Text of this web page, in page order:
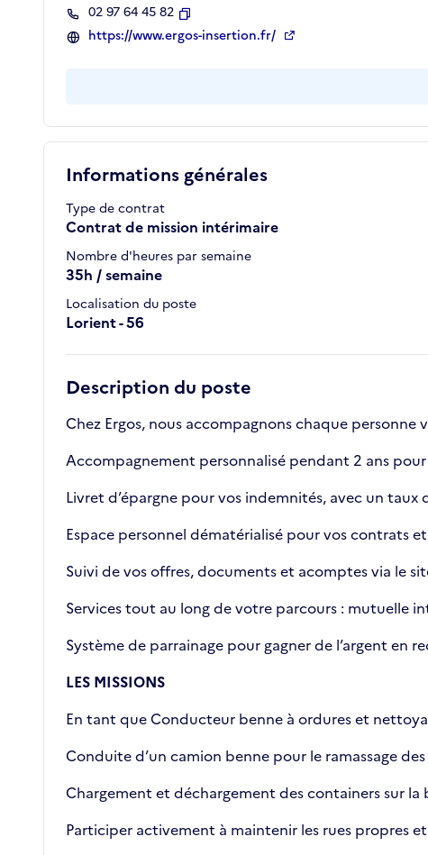
Informations générales
Type de contrat
Contrat de mission intérimaire
Nombre d'heures par semaine
35h / semaine
Localisation du poste
Lorient - 56
Description du poste
Chez Ergos, nous accompagnons chaque
Accompagnement personnalisé pendant 2 ans
Livret d’épargne pour vos indemnités, avec un taux
Espace personnel dématérialisé pour vos contrats
Suivi de vos offres, documents et acomptes via le
Services tout au long de votre parcours : mutuelle
Système de parrainage pour gagner de l’argent en
LES MISSIONS
En tant que Conducteur benne à ordures et
Conduite d’un camion benne pour le ramassage
Chargement et déchargement des containers sur la
Participer activement à maintenir les rues propres
02 97 64 45 82
Copier
https://www.ergos-insertion.fr/